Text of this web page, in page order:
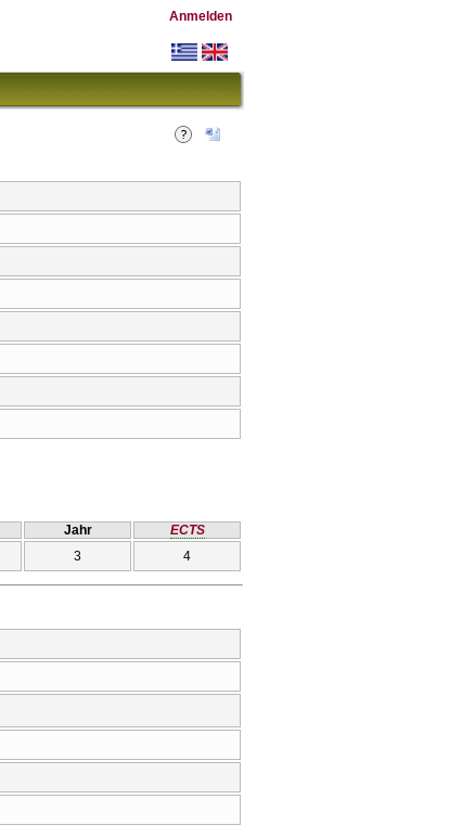
Anmelden
Jahr
ECTS
3 4